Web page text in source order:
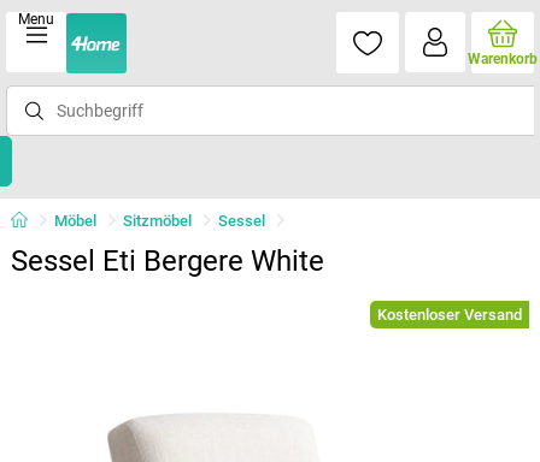
Menu
Warenkorb
Möbel Sitzmöbel Sessel
Sessel Eti Bergere White
Kostenloser Versand